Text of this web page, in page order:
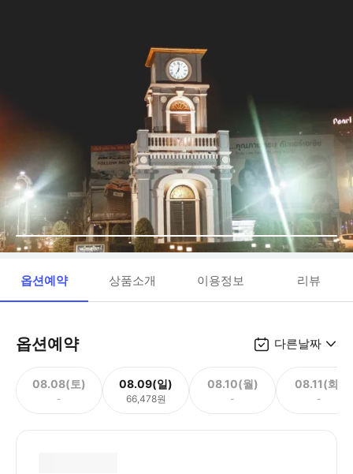
옵션예약 상품소개 이용정보 리뷰
옵션예약 다른날짜
08.08(토)
-
08.09(일)
66,478원
08.10(월)
-
08.11(화)
-